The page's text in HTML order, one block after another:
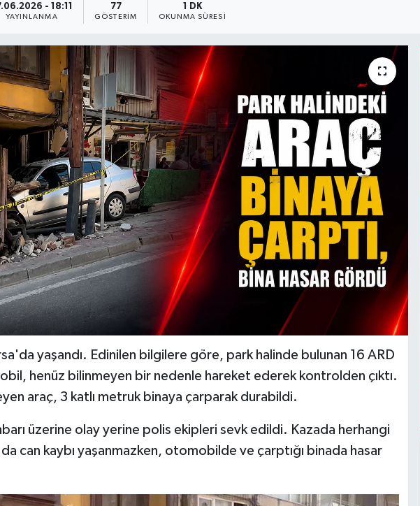
- 18:11
YAYINLANMA
77
GÖSTERIM
1 DK
OKUNMA SÜRESI
yaşandı. Edinilen bilgilere göre, park halinde bulunan 16 ARD
henüz bilinmeyen bir nedenle hareket ederek kontrolden çıktı.
araç, 3 katlı metruk binaya çarparak durabildi.
üzerine olay yerine polis ekipleri sevk edildi. Kazada herhangi
can kaybı yaşanmazken, otomobilde ve çarptığı binada hasar